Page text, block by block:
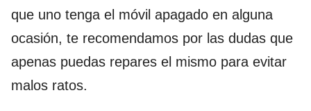
que uno tenga el móvil apagado en alguna
ocasión, te recomendamos por las dudas que
apenas puedas repares el mismo para evitar
malos ratos.